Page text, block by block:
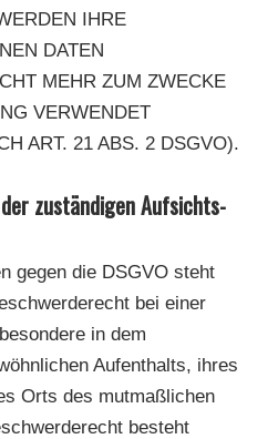
IHRE
DATEN
MEHR ZUM ZWECKE
VERWENDET
ART. 21 ABS. 2 DSGVO).
zuständigen Aufsichts­
gegen die DSGVO steht
bei einer
in dem
Aufenthalts, ihres
Orts des mutmaßlichen
besteht